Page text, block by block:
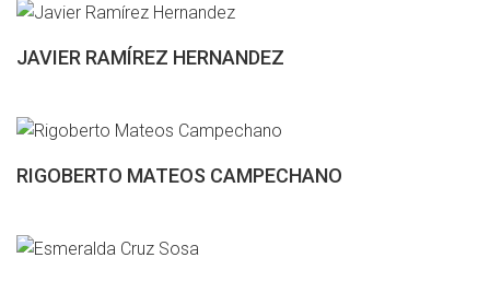
JAVIER RAMÍREZ HERNANDEZ
RIGOBERTO MATEOS CAMPECHANO